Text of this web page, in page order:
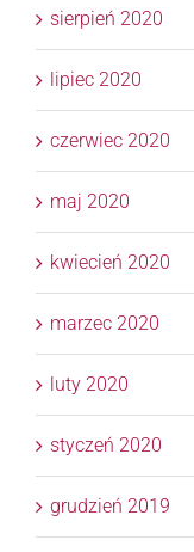
sierpień 2020
lipiec 2020
czerwiec 2020
maj 2020
kwiecień 2020
marzec 2020
luty 2020
styczeń 2020
grudzień 2019